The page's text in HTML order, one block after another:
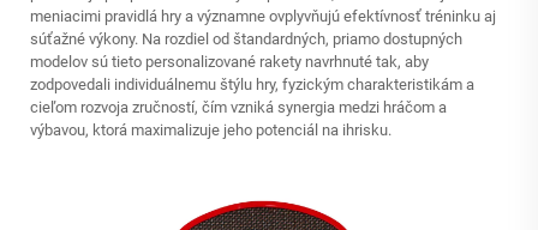
meniacimi pravidlá hry a významne ovplyvňujú efektívnosť tréninku aj
súťažné výkony. Na rozdiel od štandardných, priamo dostupných
modelov sú tieto personalizované rakety navrhnuté tak, aby
zodpovedali individuálnemu štýlu hry, fyzickým charakteristikám a
cieľom rozvoja zručností, čím vzniká synergia medzi hráčom a
výbavou, ktorá maximalizuje jeho potenciál na ihrisku.